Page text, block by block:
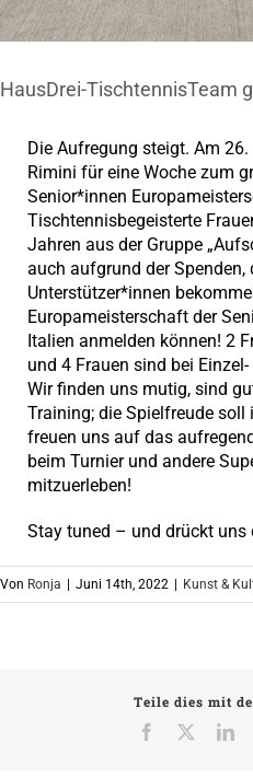
HausDrei-TischtennisTeam
Die Aufregung steigt. Am
Rimini für eine Woche zum
Senior*innen
Tischtennisbegeisterte
Jahren aus der Gruppe
auch aufgrund der Spenden,
Unterstützer*innen
Europameisterschaft der
Italien anmelden können! 2
und 4 Frauen sind bei
Wir finden uns mutig, sind
Training; die Spielfreude soll
freuen uns auf das
beim Turnier und andere
mitzuerleben!
Stay tuned – und drückt uns
Von Ronja Juni 14th, 2022 Kunst &
Teile dies mit
Facebook